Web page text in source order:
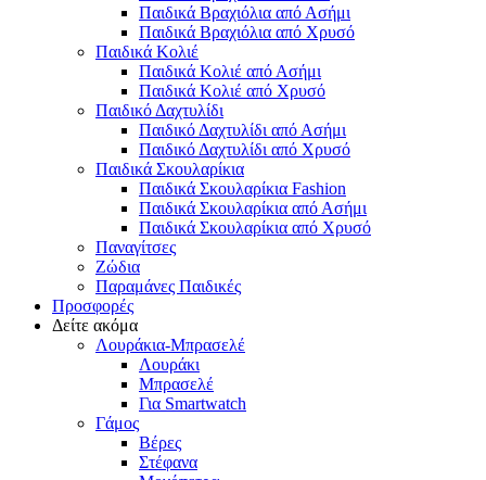
Παιδικά Βραχιόλια από Ασήμι
Παιδικά Βραχιόλια από Χρυσό
Παιδικά Κολιέ
Παιδικά Κολιέ από Ασήμι
Παιδικά Κολιέ από Χρυσό
Παιδικό Δαχτυλίδι
Παιδικό Δαχτυλίδι από Ασήμι
Παιδικό Δαχτυλίδι από Χρυσό
Παιδικά Σκουλαρίκια
Παιδικά Σκουλαρίκια Fashion
Παιδικά Σκουλαρίκια από Ασήμι
Παιδικά Σκουλαρίκια από Χρυσό
Παναγίτσες
Ζώδια
Παραμάνες Παιδικές
Προσφορές
Δείτε ακόμα
Λουράκια-Μπρασελέ
Λουράκι
Μπρασελέ
Για Smartwatch
Γάμος
Βέρες
Στέφανα